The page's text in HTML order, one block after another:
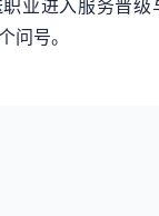
业进入服务晋级
问号。